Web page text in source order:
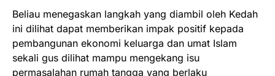
Beliau menegaskan langkah yang diambil oleh Kedah
ini dilihat dapat memberikan impak positif kepada
pembangunan ekonomi keluarga dan umat Islam
sekali gus dilihat mampu mengekang isu
permasalahan rumah tangga yang berlaku